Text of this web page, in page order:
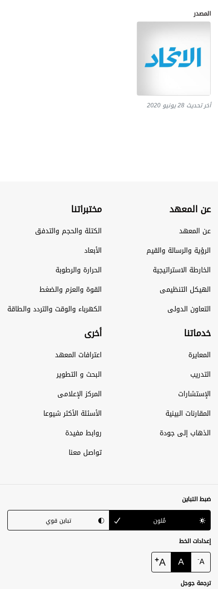
المصدر
أخر تحديث 28 يونيو 2020
عن المعهد
عن المعهد
الرؤية والرسالة والقيم
الخارطة الاستراتيجية
الهيكل التنظيمى
التعاون الدولى
مختبراتنا
الكتلة والحجم والتدفق
الأبعاد
الحرارة والرطوبة
القوة والعزم والضغط
الكهرباء والوقت والتردد والطاقة
خدماتنا
المعايرة
التدريب
الإستشارات
المقارنات البينية
الذهاب إلى جودة
أخرى
اعترافات المعهد
البحث و التطوير
المركز الإعلامى
الأسئلة الأكثر شيوعا
روابط مفيدة
تواصل معنا
ضبط التباين
مُلون
تباين قوي
إعدادات الخط
A
-
A
A
+
ترجمة جوجل